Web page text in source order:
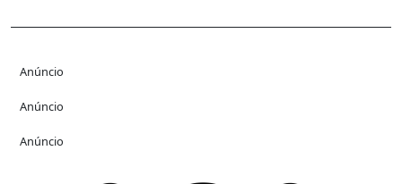
Anúncio
Anúncio
Anúncio